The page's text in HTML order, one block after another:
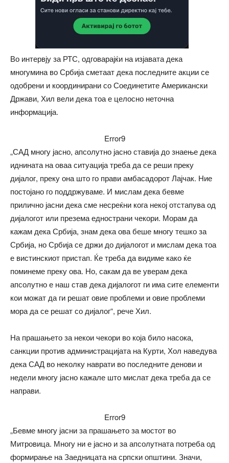
Во интервју за РТС, одговарајќи на изјавата дека
многумина во Србија сметаат дека последните акции се
одобрени и координирани со Соединетите Американски
Држави, Хил вели дека тоа е целосно неточна
информација.
Error9
„САД многу јасно, апсолутно јасно ставија до знаење дека
иднината на оваа ситуација треба да се реши преку
дијалог, преку она што го прави амбасадорот Лајчак. Ние
постојано го поддржуваме. И мислам дека бевме
прилично јасни дека сме несреќни кога некој отстапува од
дијалогот или презема еднострани чекори. Морам да
кажам дека Србија, знам дека ова беше многу тешко за
Србија, но Србија се држи до дијалогот и мислам дека тоа
е вистинскиот пристап. Ќе треба да видиме како ќе
поминеме преку ова. Но, сакам да ве уверам дека
апсолутно е наш став дека дијалогот ги има сите елементи
кои можат да ги решат овие проблеми и овие проблеми
мора да се решат со дијалог“, рече Хил.
На прашањето за некои чекори во која било насока,
санкции против администрацијата на Курти, Хол наведува
дека САД во неколку наврати во последните денови и
недели многу јасно кажале што мислат дека треба да се
направи.
Error9
„Бевме многу јасни за прашањето за мостот во
Митровица. Многу ни е јасно и за апсолутната потреба од
формирање на Заедницата на српски општини. Значи,